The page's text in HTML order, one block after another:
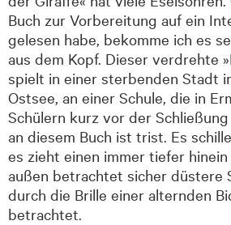
Buch zur Vorbereitung auf ein
gelesen habe, bekomme ich es
aus dem Kopf. Dieser verdrehte
spielt in einer sterbenden Stadt
Ostsee, an einer Schule, die in
Schülern kurz vor der
an diesem Buch ist trist. Es
es zieht einen immer tiefer
außen betrachtet sicher düstere
durch die Brille einer alternden
betrachtet.